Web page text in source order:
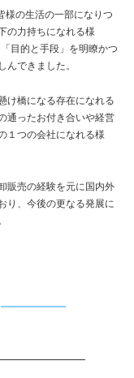
様の生活の一部になりつ
の力持ちになれる様
目的と手段」を明瞭かつ
できました。
け橋になる存在になれる
通ったお付き合いや経営
１つの会社になれる様
販売の経験を元に国内外
り、今後の更なる発展に